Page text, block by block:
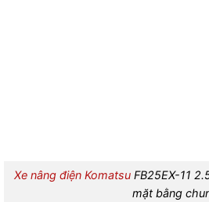
Xe nâng điện KomatsuFB25EX-11
mặt bằng